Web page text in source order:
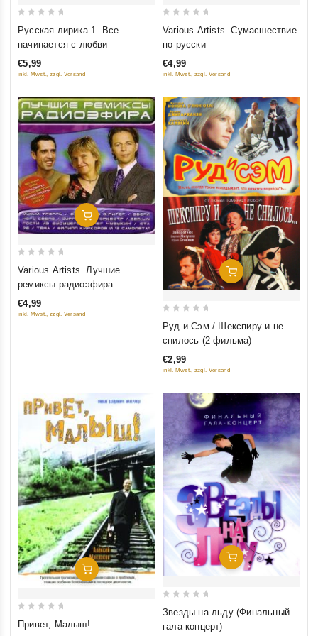
out
5
Русская лирика 1. Все
начинается с любви
€5,99
inkl. Mwst., zzgl. Versand
5
Various Artists. Сумасшествие
по-русски
€4,99
inkl. Mwst., zzgl. Versand
Добавить В Корзину
5
Various Artists. Лучшие
ремиксы радиоэфира
€4,99
inkl. Mwst., zzgl. Versand
Добавить В Корзину
out
5
Руд и Сэм / Шекспиру и не
снилось (2 фильма)
€2,99
inkl. Mwst., zzgl. Versand
Добавить В Корзину
out
Привет, Малыш!
Добавить В Корзину
Звезды на льду (Финальный
гала-концерт)